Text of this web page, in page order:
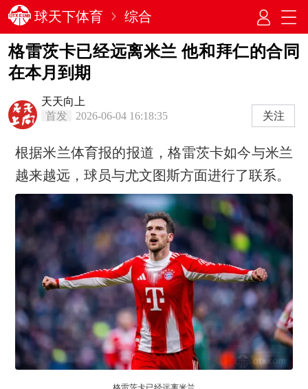
球天下体育 综合
格雷茨卡已经远离米兰 他和拜仁的合同
在本月到期
天天向上
首发
2026-06-04 16:18:35 关注
根据米兰体育报的报道，格雷茨卡如今与米兰
越来越远，球员与尤文图斯方面进行了联系。